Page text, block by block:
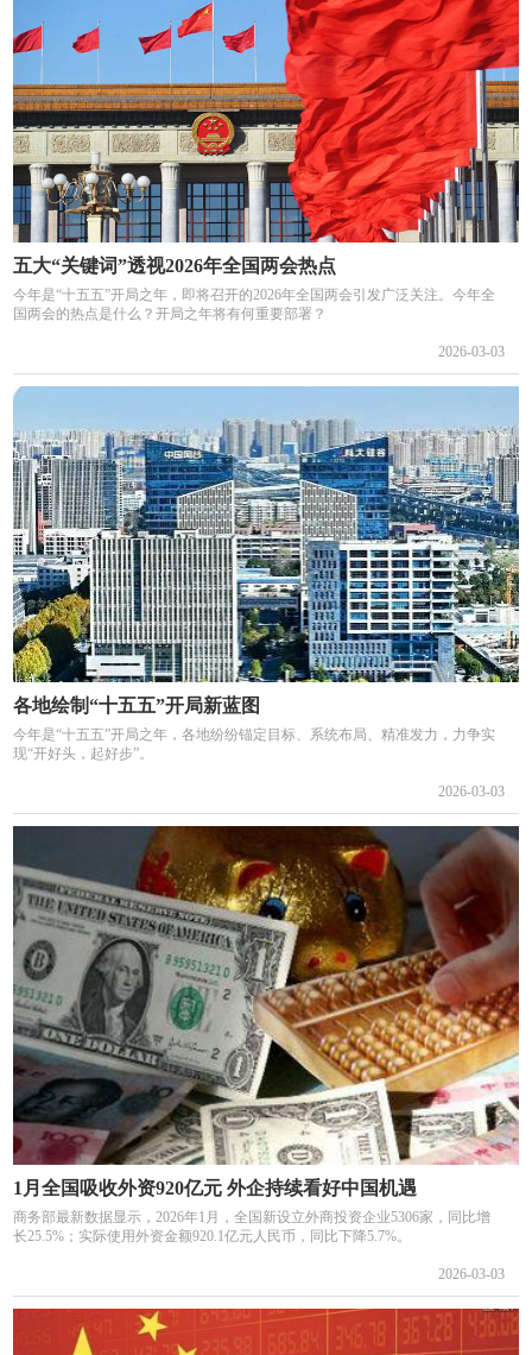
五大“关键词”透视2026年全国两会热点
今年是“十五五”开局之年，即将召开的2026年全国两会引发广泛关注。今年全
国两会的热点是什么？开局之年将有何重要部署？
2026-03-03
各地绘制“十五五”开局新蓝图
今年是“十五五”开局之年，各地纷纷锚定目标、系统布局、精准发力，力争实
现“开好头，起好步”。
2026-03-03
1月全国吸收外资920亿元 外企持续看好中国机遇
商务部最新数据显示，2026年1月，全国新设立外商投资企业5306家，同比增
长25.5%；实际使用外资金额920.1亿元人民币，同比下降5.7%。
2026-03-03